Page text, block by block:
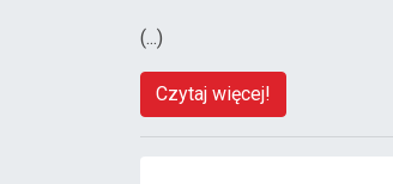
(...)
Czytaj więcej!